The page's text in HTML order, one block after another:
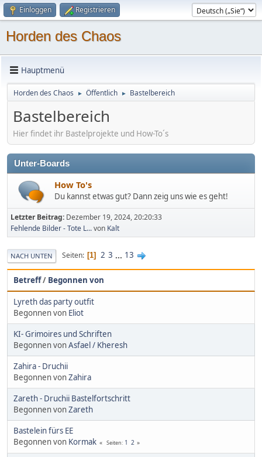
Einloggen Registrieren
Horden des Chaos
Hauptmenü
Horden des Chaos ► Öffentlich ► Bastelbereich
Bastelbereich
Hier findet ihr Bastelprojekte und How-To´s
Unter-Boards
How To's
Du kannst etwas gut? Dann zeig uns wie es geht!
Letzter Beitrag: Dezember 19, 2024, 20:20:33
Fehlende Bilder - Tote L...von Kalt
NACH UNTEN Seiten 1 2 3 ... 13
Betreff/ Begonnen von
Lyreth das party outfit
Begonnen von Eliot
KI- Grimoires und Schriften
Begonnen vonAsfael / Kheresh
Zahira - Druchii
Begonnen vonZahira
Zareth - Druchii Bastelfortschritt
Begonnen vonZareth
Bastelein fürs EE
Begonnen von Kormak Seiten 1 2